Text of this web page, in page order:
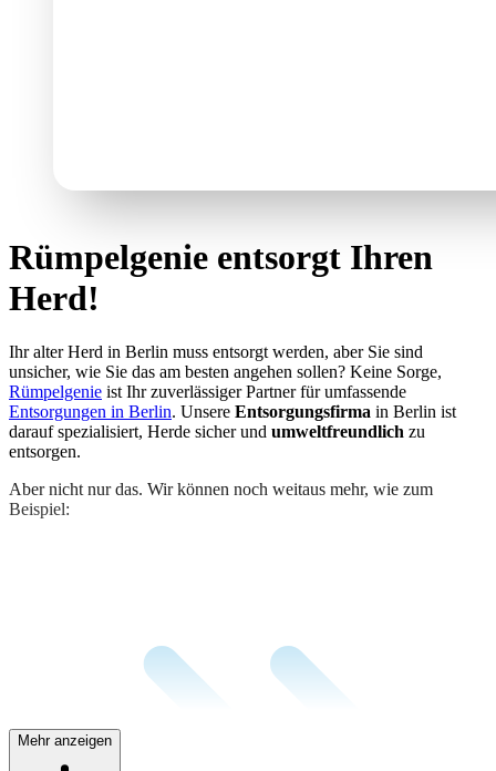
Rümpelgenie entsorgt Ihren
Herd!
Ihr alter Herd in Berlin muss entsorgt werden, aber Sie sind
unsicher, wie Sie das am besten angehen sollen? Keine Sorge,
Rümpelgenie ist Ihr zuverlässiger Partner für umfassende
Entsorgungen in Berlin. Unsere Entsorgungsfirma in Berlin ist
darauf spezialisiert, Herde sicher und umweltfreundlich zu
entsorgen.
Aber nicht nur das. Wir können noch weitaus mehr, wie zum
Beispiel:
Mehr anzeigen